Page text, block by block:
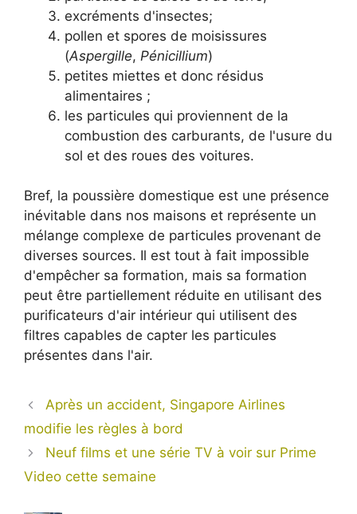
excréments d'insectes;
pollen et spores de moisissures
(Aspergille, Pénicillium)
petites miettes et donc résidus
alimentaires ;
les particules qui proviennent de la
combustion des carburants, de l'usure du
sol et des roues des voitures.
Bref, la poussière domestique est une présence
inévitable dans nos maisons et représente un
mélange complexe de particules provenant de
diverses sources. Il est tout à fait impossible
d'empêcher sa formation, mais sa formation
peut être partiellement réduite en utilisant des
purificateurs d'air intérieur qui utilisent des
filtres capables de capter les particules
présentes dans l'air.
Après un accident, Singapore Airlines
modifie les règles à bord
Neuf films et une série TV à voir sur Prime
Video cette semaine